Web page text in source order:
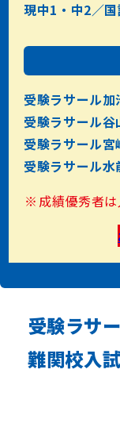
現中1・中2／
受験ラサール加
受験ラサール谷
受験ラサール宮
受験ラサール水
成績優秀者
受験ラサ
難関校入